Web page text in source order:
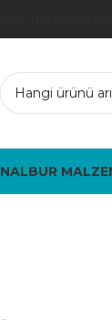
NALBUR